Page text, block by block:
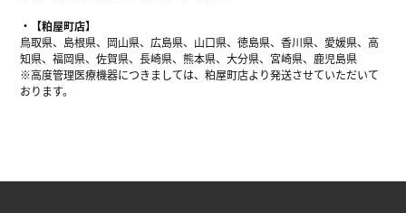
【粕屋町店】
鳥取県、島根県、岡山県、広島県、山口県、徳島県、香川県、愛媛県、高
知県、福岡県、佐賀県、長崎県、熊本県、大分県、宮崎県、鹿児島県
※高度管理医療機器につきましては、粕屋町店より発送させていただいて
おります。